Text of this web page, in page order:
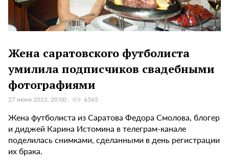
Жена саратовского футболиста
умилила подписчиков свадебными
фотографиями
27 июня 2023, 20:00 6565
Жена футболиста из Саратова Федора Смолова, блогер
и диджей Карина Истомина в телеграм-канале
поделилась снимками, сделанными в день регистрации
их брака.